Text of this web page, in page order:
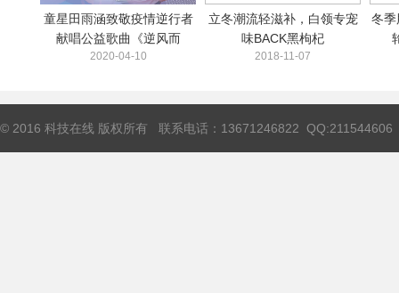
童星田雨涵致敬疫情逆行者
献唱公益歌曲《逆风而
2020-04-10
立冬潮流轻滋补，白领专宠
味BACK黑枸杞
2018-11-07
冬季
© 2016 科技在线 版权所有 联系电话：13671246822